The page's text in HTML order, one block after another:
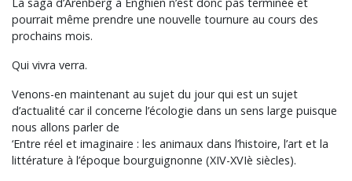
La saga d’Arenberg à Enghien n’est donc pas terminée et
pourrait même prendre une nouvelle tournure au cours des
prochains mois.
Qui vivra verra.
Venons-en maintenant au sujet du jour qui est un sujet
d’actualité car il concerne l’écologie dans un sens large puisque
nous allons parler de
‘Entre réel et imaginaire : les animaux dans l’histoire, l’art et la
littérature à l’époque bourguignonne (XIV-XVIè siècles).